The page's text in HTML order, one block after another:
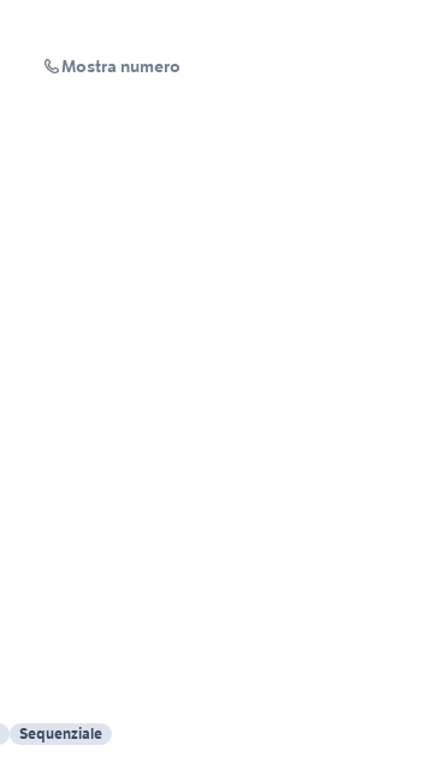
Mostra numero
Sequenziale